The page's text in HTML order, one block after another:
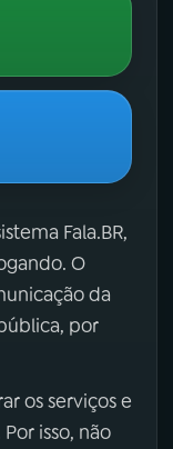
Fala.BR,
O
da
por
os serviços e
isso, não